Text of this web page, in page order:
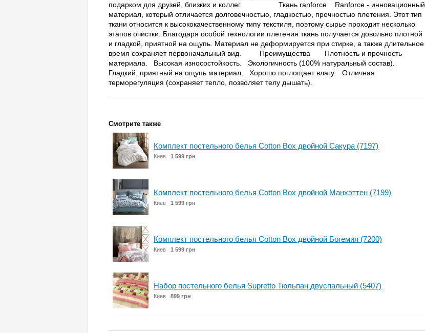
подарком для друзей, близких и коллег. Ткань ranforce Ranforce - инновационный
материал, который отличается долговечностью, гладкостью, прочностью плетения. Этот тип
ткани относится к высококачественному типу текстиля, поэтому сырье проходит несколько
этапов очистки. Благодаря особой технологии плетения ткань получается довольно плотной
и гладкой, приятной на ощупь. Материал не деформируется при стирке, а также длительное
время сохраняет первоначальный вид. Преимущества Плотность и прочность
материала. Высокая износостойкость. Экологичность (100% натуральный состав).
Гладкий, приятный на ощупь материал. Хорошо поглощает влагу. Отличная
терморегуляция (сохраняет тепло, позволяет телу дышать).
Смотрите также
Комплект постельного белья Cotton Box двойной Сакура (7197)
Киев 1 599 грн
Комплект постельного белья Cotton Box двойной Манхэттен (7199)
Киев 1 599 грн
Комплект постельного белья Cotton Box двойной Богемия (7200)
Киев 1 599 грн
Набор постельного белья Supretto Тюльпан двуспальный (5407)
Киев 899 грн